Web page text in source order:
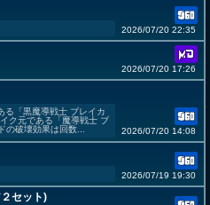
2026/07/20 22:35
2026/07/20 17:26
る「黒魔導戦士 ブレイカ
ク元である「魔導戦士 ブ
の破壊効果は回数...
2026/07/20 14:08
2026/07/19 19:30
セット)